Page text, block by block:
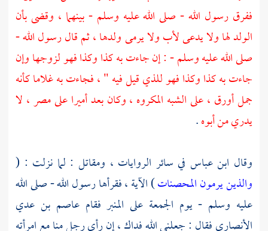
ففرق رسول الله - صلى الله عليه وسلم - بينهما ، وقضى بأن
الولد لها ولا يدعى لأب ولا يرمى ولدها ، ثم قال رسول الله -
صلى الله عليه وسلم - : إن جاءت به كذا وكذا فهو لزوجها وإن
جاءت به كذا وكذا فهو للذي قيل فيه " ، فجاءت به غلاما كأنه
جمل أورق ، على الشبه المكروه ، وكان بعد أميرا علىمصر ، لا
يدري من أبوه.
وقال ابن عباس في سائر الروايات ، ومقاتل : لما نزلت : (
والذين يرمون المحصنات) الآية ، فقرأها رسول الله - صلى الله
عليه وسلم - يوم الجمعة على المنبر فقامعاصم بن عدي
الأنصاريفقال : جعلني الله فداك ، إن رأى رجل منا مع امرأته